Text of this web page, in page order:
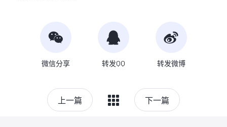
微信分享 转发QQ 转发微博
上一篇 下一篇